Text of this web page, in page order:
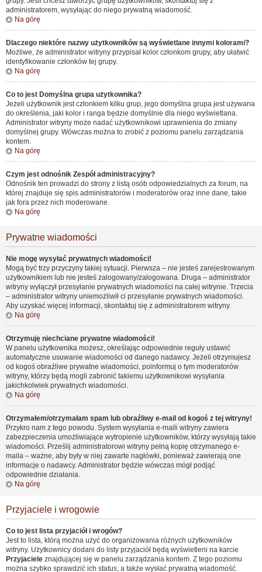
administratorem, wysyłając do niego prywatną wiadomość.
Na górę
Dlaczego niektóre nazwy użytkowników są wyświetlane innymi kolorami?
Możliwe, że administrator witryny przypisał kolor członkom grupy, aby ułatwić
identyfikowanie członków tej grupy.
Na górę
Co to jest Domyślna grupa użytkownika?
Jeżeli użytkownik jest członkiem kilku grup, jego domyślna grupa jest używana
do określenia, jaki kolor i ranga będzie domyślnie dla niego wyświetlana.
Administrator witryny może nadać użytkownikowi uprawnienia do zmiany
domyślnej grupy. Wówczas można to zrobić z poziomu panelu zarządzania
kontem.
Na górę
Czym jest odnośnik Zespół administracyjny?
Odnośnik ten prowadzi do strony z listą osób odpowiedzialnych za forum, na
której znajduje się spis administratorów i moderatorów oraz inne dane, takie
jak fora przez nich moderowane.
Na górę
Prywatne wiadomości
Nie mogę wysyłać prywatnych wiadomości!
Mogą być trzy przyczyny takiej sytuacji. Pierwsza – nie jesteś zarejestrowanym
użytkownikiem lub nie jesteś zalogowany/zalogowana. Druga – administrator
witryny wyłączył przesyłanie prywatnych wiadomości na całej witrynie. Trzecia
– administrator witryny uniemożliwił ci przesyłanie prywatnych wiadomości.
Aby uzyskać więcej informacji, skontaktuj się z administratorem witryny.
Na górę
Otrzymuję niechciane prywatne wiadomości!
W panelu użytkownika możesz, określając odpowiednie reguły ustawić
automatyczne usuwanie wiadomości od danego nadawcy. Jeżeli otrzymujesz
od kogoś obraźliwe prywatne wiadomości, poinformuj o tym moderatorów
witryny, którzy będą mogli zabronić takiemu użytkownikowi wysyłania
jakichkolwiek prywatnych wiadomości.
Na górę
Otrzymałem/otrzymałam spam lub obraźliwy e-mail od kogoś z tej witryny!
Przykro nam z tego powodu. System wysyłania e-maili witryny zawiera
zabezpieczenia umożliwiające wytropienie użytkowników, którzy wysyłają takie
wiadomości. Prześlij administratorowi witryny pełną kopię otrzymanego e-
maila – ważne, aby były w niej zawarte nagłówki, ponieważ zawierają one
informacje o nadawcy. Administrator będzie wówczas mógł podjąć
odpowiednie działania.
Na górę
Przyjaciele i wrogowie
Co to jest lista przyjaciół i wrogów?
Jest to lista, którą można użyć do organizowania różnych użytkowników
witryny. Użytkownicy dodani do listy przyjaciół będą wyświetleni na karcie
Przyjaciele znajdującej się w panelu zarządzania kontem. Z tego poziomu
można szybko sprawdzić ich status, a także wysłać prywatną wiadomość.